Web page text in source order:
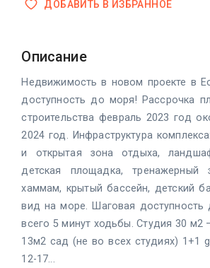
ДОБАВИТЬ В ИЗБРАННОЕ
Описание
Недвижимость в новом проекте в
доступность до моря! Рассрочка
строительства февраль 2023 год
2024 год. Инфраструктура
и открытая зона отдыха,
детская площадка, тренажерный
хаммам, крытый бассейн, детский
вид на море. Шаговая
всего 5 минут ходьбы. Студия 30 м2
13м2 сад (не во всех студиях) 1+1
12-17...